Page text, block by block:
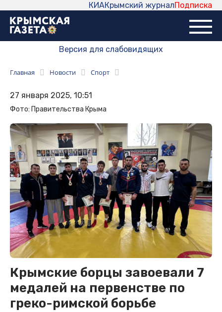
Подписка
Крымский журнал
КИА
Версия для слабовидящих
Главная Новости Спорт
27 января 2025, 10:51
Фото: Правительства Крыма
Крымские борцы завоевали 7
медалей на первенстве по
греко-римской борьбе